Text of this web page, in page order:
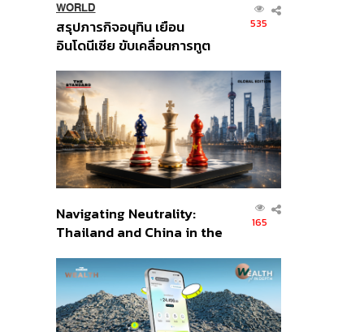
WORLD
สรุปภารกิจอนุทิน เยือน
อินโดนีเซีย ขับเคลื่อนการทูต
ส่วนยุทธศาสตร์ไทย –
อินโดนีเซีย
535
Navigating Neutrality:
Thailand and China in the
Order
165